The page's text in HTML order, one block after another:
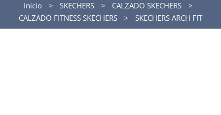
Inicio SKECHERS
CALZADO SKECHERS
CALZADO FITNESS SKECHERS
SKECHERS ARCH FIT